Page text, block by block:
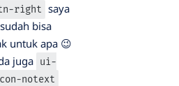
right saya
bisa
untuk apa 😉
juga ui-
notext